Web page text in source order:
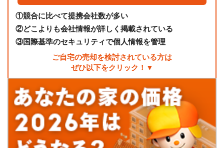
①競合に比べて提携会社数が多い
②どこよりも会社情報が詳しく掲載されている
③国際基準のセキュリティで個人情報を管理
ご自宅の売却を検討されている方は
ぜひ以下をクリック！▼